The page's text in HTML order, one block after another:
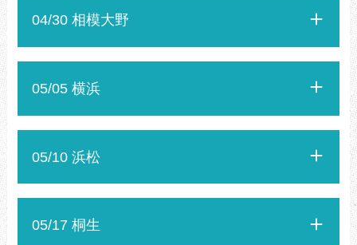
04/30 相模大野
05/05 横浜
05/10 浜松
05/17 桐生